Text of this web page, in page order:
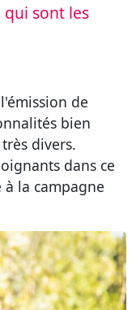
qui sont les
de
bien
divers.
dans ce
la campagne